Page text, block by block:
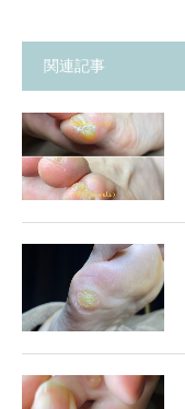
関連記事